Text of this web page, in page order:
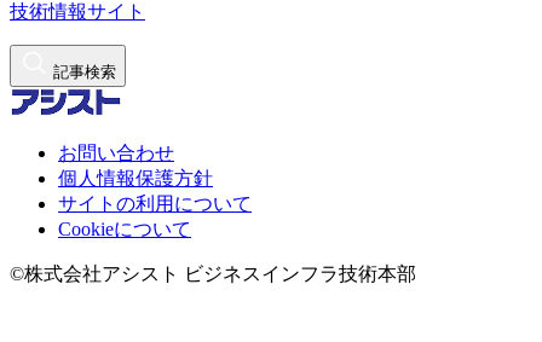
技術情報サイト
記事検索
お問い合わせ
個人情報保護方針
サイトの利用について
Cookieについて
©株式会社アシスト ビジネスインフラ技術本部